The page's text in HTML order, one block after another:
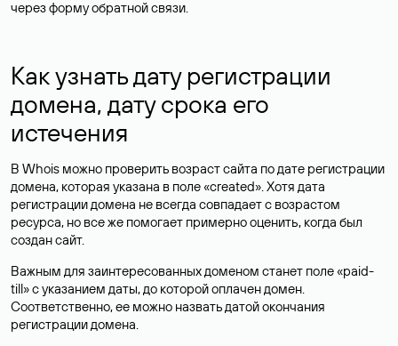
через форму обратной связи.
Как узнать дату регистрации
домена, дату срока его
истечения
В Whois можно проверить возраст сайта по дате регистрации
домена, которая указана в поле «created». Хотя дата
регистрации домена не всегда совпадает с возрастом
ресурса, но все же помогает примерно оценить, когда был
создан сайт.
Важным для заинтересованных доменом станет поле «paid-
till» с указанием даты, до которой оплачен домен.
Соответственно, ее можно назвать датой окончания
регистрации домена.